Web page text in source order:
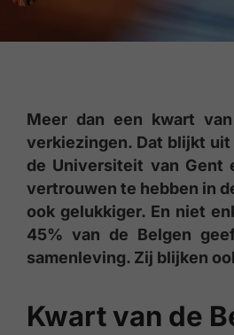
Meer dan een kwart
verkiezingen. Dat blijkt
de Universiteit van Gent
vertrouwen te hebben in
ook gelukkiger. En niet
45% van de Belgen
samenleving. Zij blijken
Kwart van de